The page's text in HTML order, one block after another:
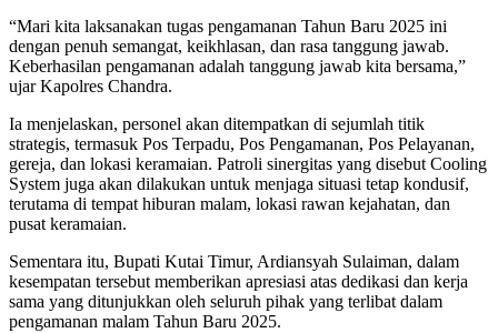
“Mari kita laksanakan tugas pengamanan Tahun Baru 2025 ini
dengan penuh semangat, keikhlasan, dan rasa tanggung jawab.
Keberhasilan pengamanan adalah tanggung jawab kita bersama,”
ujar Kapolres Chandra.
Ia menjelaskan, personel akan ditempatkan di sejumlah titik
strategis, termasuk Pos Terpadu, Pos Pengamanan, Pos Pelayanan,
gereja, dan lokasi keramaian. Patroli sinergitas yang disebut Cooling
System juga akan dilakukan untuk menjaga situasi tetap kondusif,
terutama di tempat hiburan malam, lokasi rawan kejahatan, dan
pusat keramaian.
Sementara itu, Bupati Kutai Timur, Ardiansyah Sulaiman, dalam
kesempatan tersebut memberikan apresiasi atas dedikasi dan kerja
sama yang ditunjukkan oleh seluruh pihak yang terlibat dalam
pengamanan malam Tahun Baru 2025.